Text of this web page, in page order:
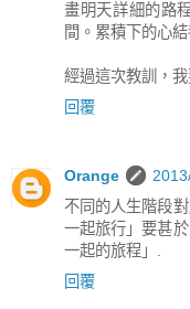
畫明天詳細的路
間。累積下的心
經過這次教訓，
回覆
Orange
不同的人生階段
一起旅行」要甚
一起的旅程」.
回覆